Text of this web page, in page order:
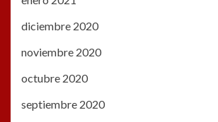
diciembre 2020
noviembre 2020
octubre 2020
septiembre 2020